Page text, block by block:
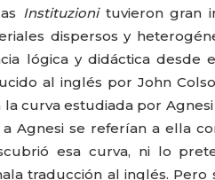
Instituzionituvieron gran
dispersos y
lógica y didáctica desde
al inglés por John
curva estudiada por
Agnesi se referían a ella
esa curva, ni lo
traducción al inglés.